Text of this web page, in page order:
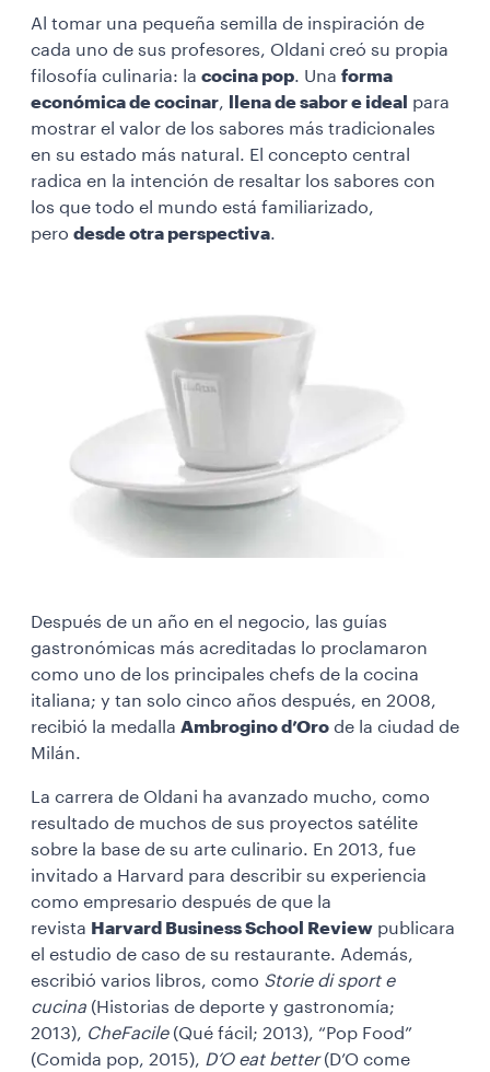
Al tomar una pequeña semilla de inspiración de
cada uno de sus profesores, Oldani creó su propia
filosofía culinaria: la cocina pop. Una forma
económica de cocinar, llena de sabor e ideal
para
mostrar el valor de los sabores más tradicionales
en su estado más natural. El concepto central
radica en la intención de resaltar los sabores con
los que todo el mundo está familiarizado,
pero desde otra perspectiva.
Después de un año en el negocio, las guías
gastronómicas más acreditadas lo proclamaron
como uno de los principales chefs de la cocina
italiana; y tan solo cinco años después, en 2008,
recibió la medalla Ambrogino d’Oro de la ciudad de
Milán.
La carrera de Oldani ha avanzado mucho, como
resultado de muchos de sus proyectos satélite
sobre la base de su arte culinario. En 2013, fue
invitado a Harvard para describir su experiencia
como empresario después de que la
revista Harvard Business School Review publicara
el estudio de caso de su restaurante. Además,
escribió varios libros, como Storie di sport e
cucina (Historias de deporte y gastronomía;
2013), CheFacile (Qué fácil; 2013), “Pop Food”
(Comida pop, 2015), D’O eat better(D’O come